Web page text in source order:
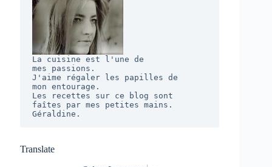
La cuisine est l'une de
mes passions.
J'aime régaler les papilles de
mon entourage.
Les recettes sur ce blog sont
faîtes par mes petites mains.
Géraldine.
Translate